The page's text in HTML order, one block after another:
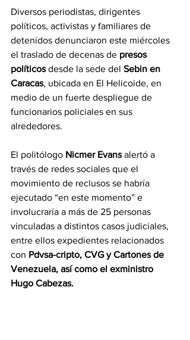
Diversos periodistas, dirigentes
políticos, activistas y familiares de
detenidos denunciaron este miércoles
el traslado de decenas de presos
políticos desde la sede del Sebin en
Caracas, ubicada en El Helicoide, en
medio de un fuerte despliegue de
funcionarios policiales en sus
alrededores.
El politólogo Nicmer Evans alertó a
través de redes sociales que el
movimiento de reclusos se habría
ejecutado “en este momento” e
involucraría a más de 25 personas
vinculadas a distintos casos judiciales,
entre ellos expedientes relacionados
con Pdvsa-cripto, CVG y Cartones de
Venezuela, así como el exministro
Hugo Cabezas.